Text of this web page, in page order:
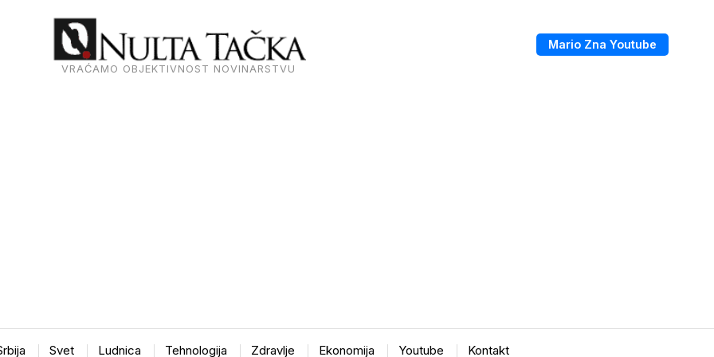
VRAĆAMO OBJEKTIVNOST NOVINARSTVU
Mario Zna Youtube
Svet Ludnica Tehnologija Zdravlje Ekonomija Youtube Kontakt